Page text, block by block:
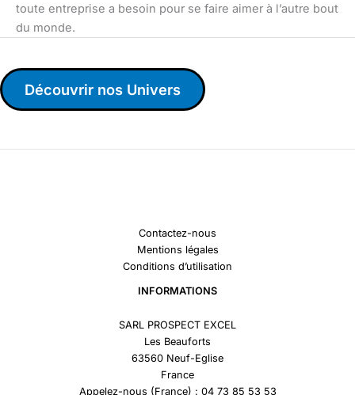
toute entreprise a besoin pour se faire aimer à l’autre bout
du monde.
Découvrir nos Univers
Contactez-nous
Mentions légales
Conditions d’utilisation
INFORMATIONS
SARL PROSPECT EXCEL
Les Beauforts
63560 Neuf-Eglise
France
Appelez-nous (France) : 04 73 85 53 53